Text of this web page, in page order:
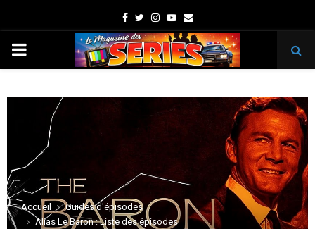
Facebook
TwitterInstagram
Youtube
Email
PRIMARY
Accueil
Guides d'épisodes
Alias Le Baron : Liste des épisodes